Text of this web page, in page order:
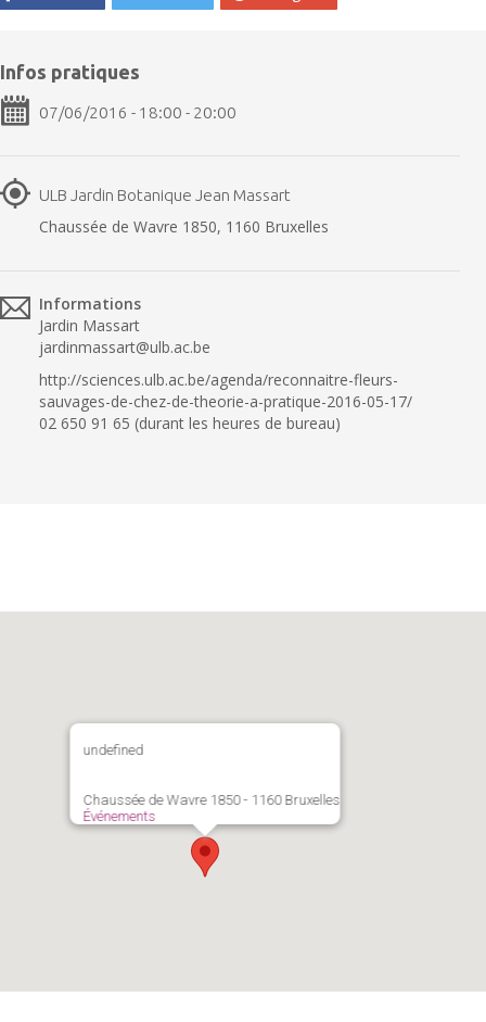
Infos pratiques
07/06/2016 - 18:00 - 20:00
ULB Jardin Botanique Jean Massart
Chaussée de Wavre 1850, 1160 Bruxelles
Informations
Jardin Massart
jardinmassart@ulb.ac.be
http://sciences.ulb.ac.be/agenda/reconnaitre-fleurs-
sauvages-de-chez-de-theorie-a-pratique-2016-05-17/
02 650 91 65 (durant les heures de bureau)
undefined
Chaussée de Wavre 1850 - 1160 Bruxelles
Événements